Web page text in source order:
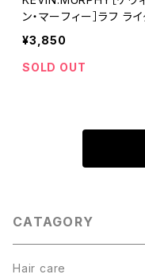
ン・マーフィー］ラフ ラ
ー
¥3,850
SOLD OUT
CATAGORY
Hair care